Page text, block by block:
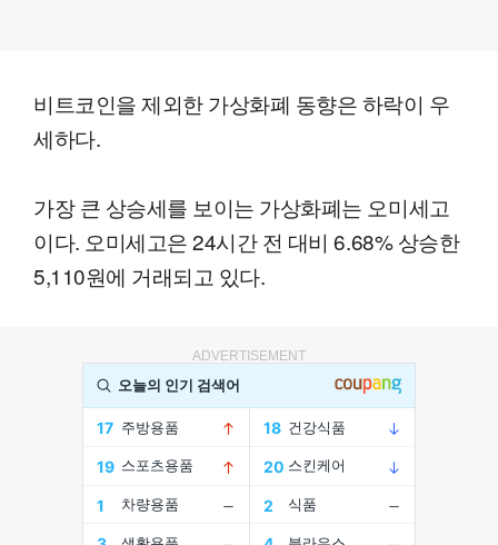
비트코인을 제외한 가상화폐 동향은 하락이 우
세하다.
가장 큰 상승세를 보이는 가상화폐는 오미세고
이다. 오미세고은 24시간 전 대비 6.68% 상승한
5,110원에 거래되고 있다.
ADVERTISEMENT